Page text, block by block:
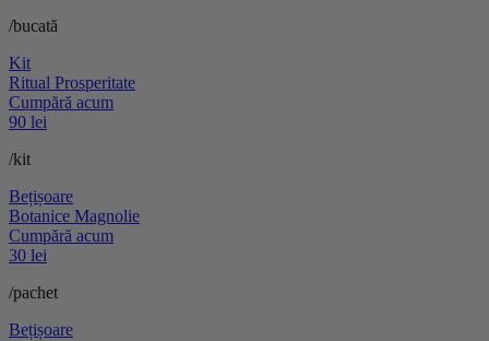
/bucată
Kit
Ritual Prosperitate
Cumpără acum
90 lei
/kit
Bețișoare
Botanice Magnolie
Cumpără acum
30 lei
/pachet
Bețișoare